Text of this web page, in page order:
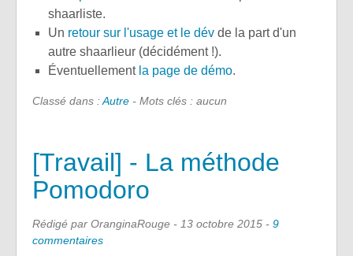
shaarliste.
Un retour sur l'usage et le dév de la part d'un
autre shaarlieur (décidément !).
Éventuellement la page de démo.
Classé dans :Autre - Mots clés : aucun
[Travail] - La méthode
Pomodoro
Rédigé par OranginaRouge - 13 octobre 2015 - 9
commentaires